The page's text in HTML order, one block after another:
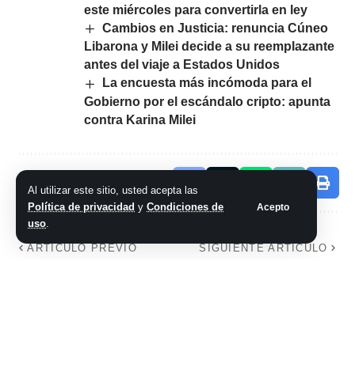
Al utilizar este sitio, usted acepta las
Política de privacidad y Condiciones de
uso.
Acepto
este miércoles para convertirla en ley
Cambios en Justicia: renuncia Cúneo
Libarona y Milei decide a su reemplazante
antes del viaje a Estados Unidos
La encuesta más incómoda para el
Gobierno por el escándalo cripto: apunta
contra Karina Milei
ARTÍCULO PREVIO SIGUIENTE ARTÍCULO